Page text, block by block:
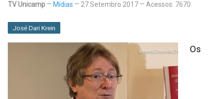
TV Unicamp Mídias 27 Setembro 2017 Acessos: 7670
José Dari Krein
Os